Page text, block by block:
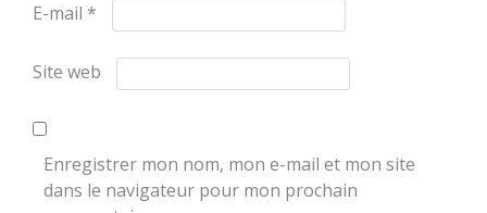
E-mail *
Site web
Enregistrer mon nom, mon e-mail et mon site
dans le navigateur pour mon prochain